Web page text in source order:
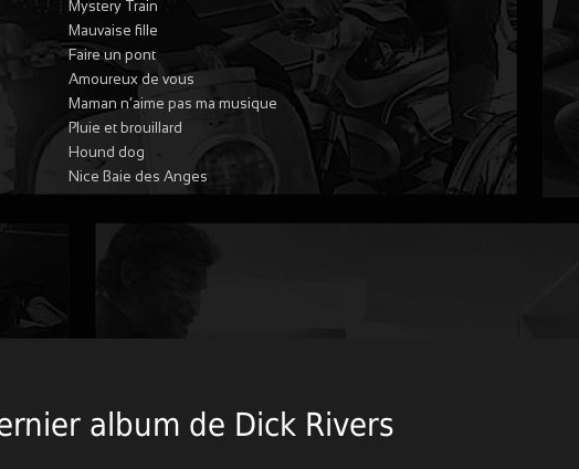
Mystery Train
Mauvaise fille
Faire un pont
Amoureux de vous
Maman n’aime pas ma musique
Pluie et brouillard
Hound dog
Nice Baie des Anges
album de Dick Rivers